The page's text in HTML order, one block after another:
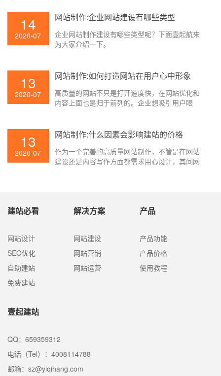
网页设计才是成功的。因而，在实践的网站制作
报价也是差很大，那影响网站制作价格的要素是
什么？壹起航搜索引擎优化简略为大家解说一
14
2020-07
网站制作:企业网站建设有哪些类型
企业网站制作建设有哪些类型呢？下面壹起航来
为大家介绍一下。
13
2020-07
网站制作:如何打造网站在用户心中形象
高质量的网站不只是打开速度快，在网站优化和
内容上面也是归于前列的。企业想吸引用户眼
要了。那网站制作怎么打造用户心里的形象呢？
13
2020-07
网站制作:什么因素会影响建站的价格
作为一个完善的高质量网站制作，不管是在网站
建设还是内容写作方面都需求用心设计，其间网
报价也是差很大，那影响网站制作价格的要素是
建站必看
网站设计
SEO优化
自助建站
免费建站
解决方案
网站建设
网站营销
网站运营
产品
产品功能
产品价格
使用教程
壹起建站
QQ：659359312
电话（Tel）：4008114788
邮箱：sz@yiqihang.com